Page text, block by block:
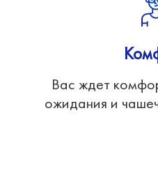
Вас ждет
ожидания и